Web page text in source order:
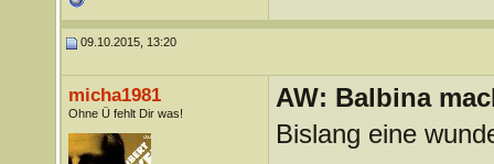
09.10.2015, 13:20
micha1981
Ohne Ü fehlt Dir was!
AW: Balbina
Bislang eine